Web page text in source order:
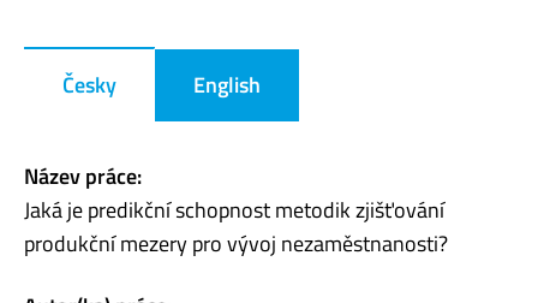
Česky English
Název práce:
Jaká je predikční schopnost metodik zjišťování
produkční mezery pro vývoj nezaměstnanosti?